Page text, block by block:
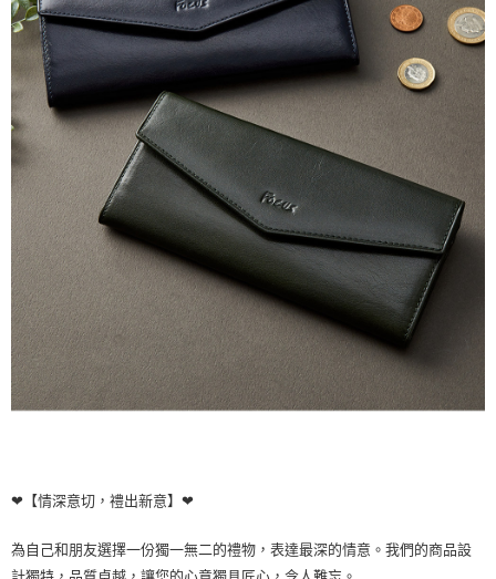
❤【情深意切，禮出新意】❤
為自己和朋友選擇一份獨一無二的禮物，表達最深的情意。我們的商品設